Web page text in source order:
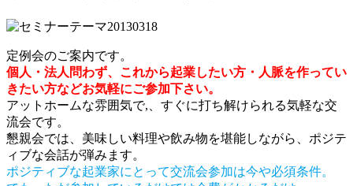
定例会のご案内です。
個人・法人問わず、これから起業したい方・人脈を作ってい
きたい方などお気軽にご参加下さい。
アットホームな雰囲気で,、すぐに打ち解けられる気軽な交
流会です。
懇親会では、美味しい料理や飲み物を堪能しながら、ポジテ
ィブな会話が弾みます。
ポジティブな起業家にとって交流会参加は今や必須条件。